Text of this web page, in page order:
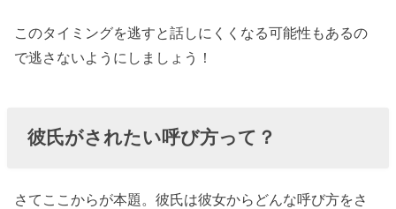
このタイミングを逃すと話しにくくなる可能性もあるの
で逃さないようにしましょう！
彼氏がされたい呼び方って？
さてここからが本題。彼氏は彼女からどんな呼び方をさ